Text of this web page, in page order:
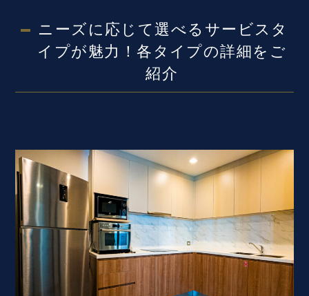
ニーズに応じて選べるサービスタ
イプが魅力！各タイプの詳細をご
紹介